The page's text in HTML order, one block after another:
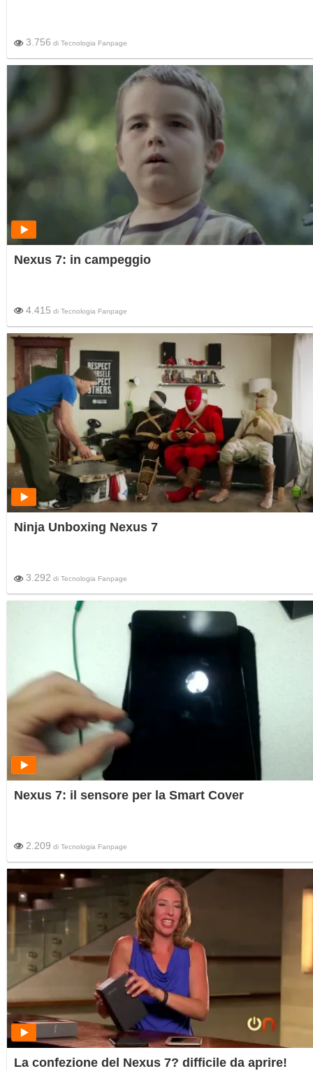
3.756 di Tecnologia Fanpage
Nexus 7: in campeggio
4.415 di Tecnologia Fanpage
Ninja Unboxing Nexus 7
3.292 di Tecnologia Fanpage
Nexus 7: il sensore per la Smart Cover
2.209 di Tecnologia Fanpage
La confezione del Nexus 7? difficile da aprire!